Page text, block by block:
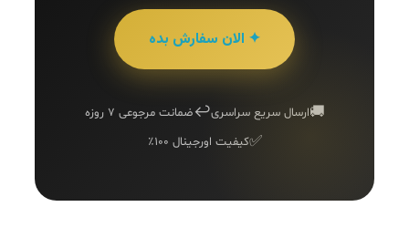
✦ الان سفارش بده
🚚ارسال سریع سراسری↩️ضمانت مرجوعی ۷ روزه
✅کیفیت اورجینال ۱۰۰٪